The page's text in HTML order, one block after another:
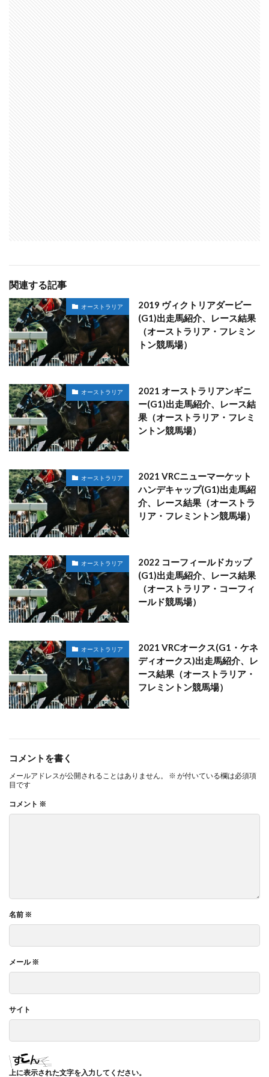
関連する記事
オーストラリア
2019 ヴィクトリアダービー
(G1)出走馬紹介、レース結果
（オーストラリア・フレミン
トン競馬場）
オーストラリア
2021 オーストラリアンギニ
ー(G1)出走馬紹介、レース結
果（オーストラリア・フレミ
ントン競馬場）
オーストラリア
2021 VRCニューマーケット
ハンデキャップ(G1)出走馬紹
介、レース結果（オーストラ
リア・フレミントン競馬場）
オーストラリア
2022 コーフィールドカップ
(G1)出走馬紹介、レース結果
（オーストラリア・コーフィ
ールド競馬場）
オーストラリア
2021 VRCオークス(G1・ケネ
ディオークス)出走馬紹介、レ
ース結果（オーストラリア・
フレミントン競馬場）
コメントを書く
メールアドレスが公開されることはありません。 ※ が付いている欄は必須項
目です
コメント ※
名前 ※
メール※
サイト
上に表示された文字を入力してください。